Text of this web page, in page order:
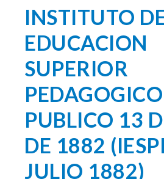
INSTITUTO
EDUCACION
SUPERIOR
PEDAGOGICO
PUBLICO 13
DE 1882
JULIO 1882)